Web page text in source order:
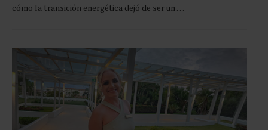
cómo la transición energética dejó de ser un …